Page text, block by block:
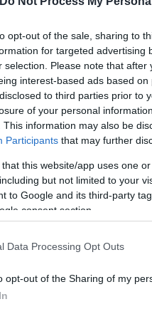
opt-out of the sale, sharing to
for targeted advertising
selection. Please note that
interest-based ads based
to third parties prior to
of your personal
This information may also be
Participants that may further
that this website/app uses one
but not limited to your
to Google and its third-party
consent section.
Data Processing Opt Outs
opt-out of the Sharing of my
η ζάχαρη επηρεάζει
ετών, οι οποίοι
Με
συγκεκριμένων
συνέκριναν αυτά
ζαχαρούχα ποτά
η συνολική
το γεγονός ότι δεν
συνδέθηκε ειδικά
Το εύρημα
ότι η σχέση